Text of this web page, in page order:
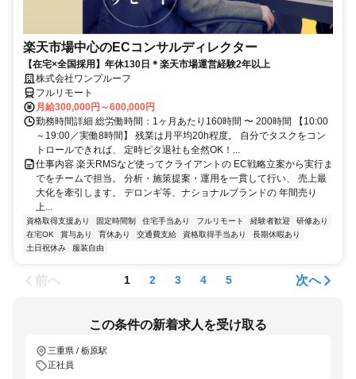
楽天市場中心のECコンサルディレクター
【在宅×全国採用】年休130日＊楽天市場運営経験2年以上
株式会社ワンプルーフ
フルリモート
月給300,000円～600,000円
勤務時間詳細 総労働時間：1ヶ月あたり160時間 〜 200時間 【10:00
～19:00／実働8時間】 残業は月平均20h程度。 自分でタスクをコン
トロールできれば、 定時ピタ退社も全然OK！...
仕事内容 楽天RMSなど使ってクライアントの EC戦略立案から実行ま
でをチームで担当。 分析・施策提案・運用を一貫して行い、 売上最
大化を牽引します。 デロンギ等、ナショナルブランドの 年間売り
上...
資格取得支援あり 固定時間制 住宅手当あり フルリモート 経験者歓迎
研修あり
在宅OK
賞与あり 育休あり 交通費支給 資格取得手当あり
長期休暇あり
土日祝休み
服装自由
前へ 1 2 3 4 5 次へ
この条件の新着求人を受け取る
三重県 / 栃原駅
正社員